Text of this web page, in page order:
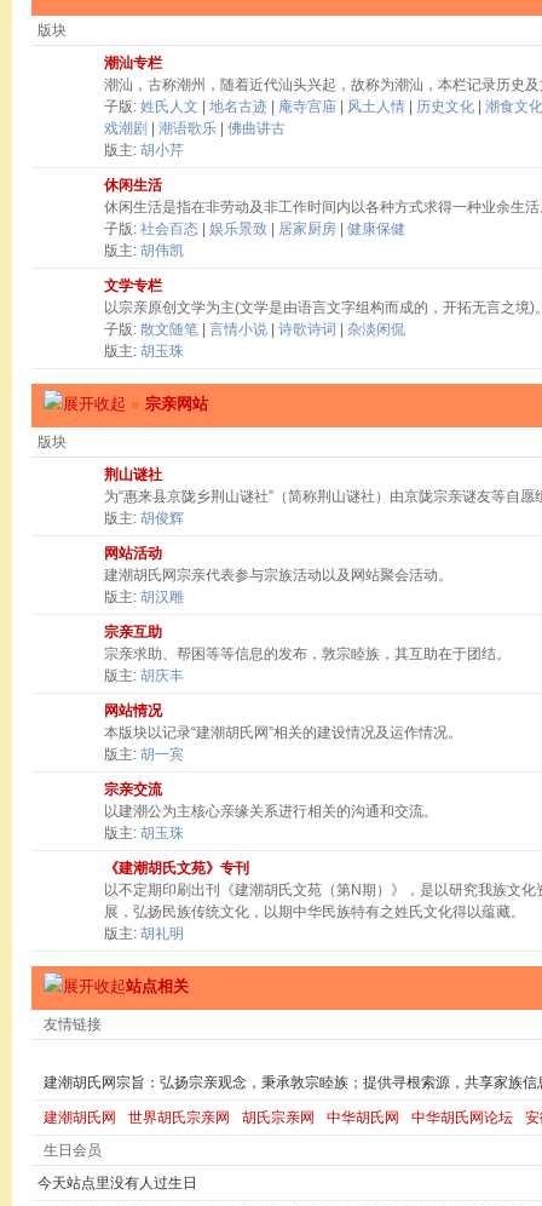
版块
潮汕专栏
潮汕，古称潮州，随着近代汕头兴起，故称为潮汕，本栏记录历史
子版: 姓氏人文 地名古迹 庵寺宫庙 风土人情 历史文化
潮食文化
戏潮剧
潮语歌乐
佛曲讲古
版主: 胡小芹
休闲生活
休闲生活是指在非劳动及非工作时间内以各种方式求得一种业余生
子版: 社会百态 娱乐景致 居家厨房
健康保健
版主: 胡伟凯
文学专栏
以宗亲原创文学为主(文学是由语言文字组构而成的，开拓无言之境)
子版: 散文随笔 言情小说 诗歌诗词
杂淡闲侃
版主: 胡玉珠
» 宗亲网站
版块
荆山谜社
为“惠来县京陇乡荆山谜社”（简称荆山谜社）由京陇宗亲谜友等自
版主: 胡俊辉
网站活动
建潮胡氏网宗亲代表参与宗族活动以及网站聚会活动。
版主: 胡汉雕
宗亲互助
宗亲求助、帮困等等信息的发布，敦宗睦族，其互助在于团结。
版主: 胡庆丰
网站情况
本版块以记录“建潮胡氏网”相关的建设情况及运作情况。
版主: 胡一宾
宗亲交流
以建潮公为主核心亲缘关系进行相关的沟通和交流。
版主: 胡玉珠
《建潮胡氏文苑》专刊
以不定期印刷出刊《建潮胡氏文苑（第N期）》，是以研究我族文
展，弘扬民族传统文化，以期中华民族特有之姓氏文化得以蕴藏。
版主: 胡礼明
站点相关
友情链接
建潮胡氏网宗旨：弘扬宗亲观念，秉承敦宗睦族；提供寻根索源，共享家族信
建潮胡氏网 世界胡氏宗亲网 胡氏宗亲网 中华胡氏网 中华胡氏网论坛
生日会员
今天站点里没有人过生日